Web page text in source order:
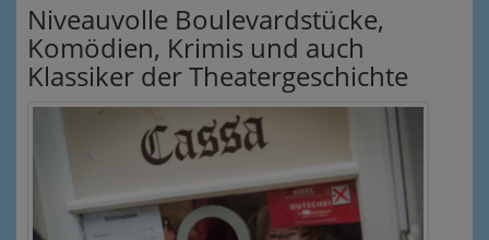
Niveauvolle Boulevardstücke,
Komödien, Krimis und auch
Klassiker der Theatergeschichte